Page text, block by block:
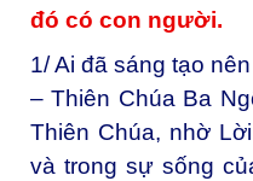
đó có con người.
1/ Ai đã sáng tạo
– Thiên Chúa Ba
Thiên Chúa, nhờ
và trong sự sống